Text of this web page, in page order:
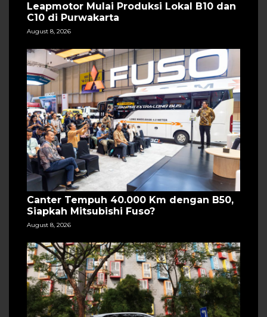
Leapmotor Mulai Produksi Lokal B10 dan
C10 di Purwakarta
August 8, 2026
Canter Tempuh 40.000 Km dengan B50,
Siapkah Mitsubishi Fuso?
August 8, 2026